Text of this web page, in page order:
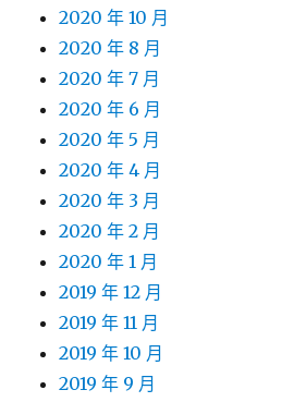
2020 年 10 月
2020 年 8 月
2020 年 7 月
2020 年 6 月
2020 年 5 月
2020 年 4 月
2020 年 3 月
2020 年 2 月
2020 年 1 月
2019 年 12 月
2019 年 11 月
2019 年 10 月
2019 年 9 月